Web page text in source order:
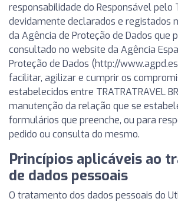
responsabilidade do Responsável pelo
devidamente declarados e registados
da Agência de Proteção de Dados que
consultado no website da Agência
Proteção de Dados (http://
facilitar, agilizar e cumprir os
estabelecidos entre TRATRATRAVEL
manutenção da relação que se
formulários que preenche, ou para
pedido ou consulta do mesmo.
Princípios aplicáveis ao
de dados pessoais
O tratamento dos dados pessoais do